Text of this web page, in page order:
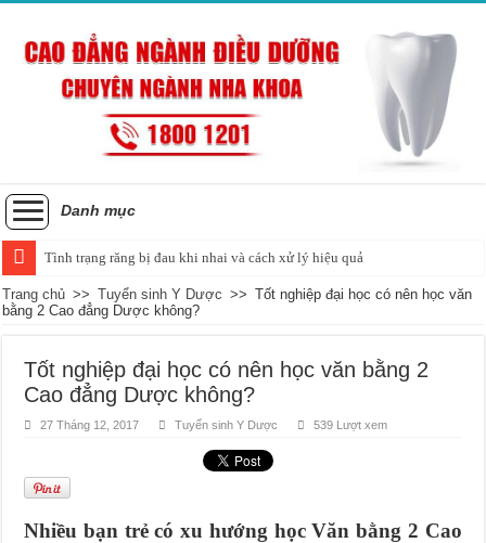
Danh mục
Tình trạng răng bị đau khi nhai và cách xử lý hiệu quả
Trang chủ >> Tuyển sinh Y Dược >> Tốt nghiệp đại học có nên học văn
bằng 2 Cao đẳng Dược không?
Tốt nghiệp đại học có nên học văn bằng 2
Cao đẳng Dược không?
27 Tháng 12, 2017 Tuyển sinh Y Dược 539 Lượt xem
Nhiều bạn trẻ có xu hướng học Văn bằng 2 Cao